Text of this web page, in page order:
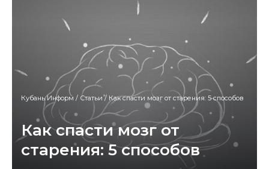
Кубань Информ / Статьи/ Как спасти мозг от старения: 5 способов
Как спасти мозг от
старения: 5 способов